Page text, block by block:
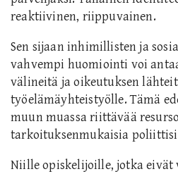
reaktiivinen, riippuvainen.
Sen sijaan inhimillisten ja
vahvempi huomiointi voi
välineitä ja oikeutuksen
työelämäyhteistyölle. Tämä
muun muassa riittävää
tarkoituksenmukaisia
Niille opiskelijoille, jotka eivät